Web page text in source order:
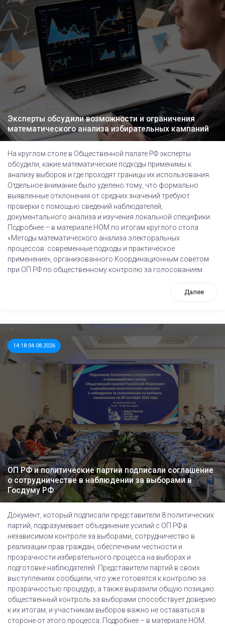
Эксперты обсудили возможности и ограничения
математического анализа избирательных кампаний
На круглом столе в Общественной палате РФ эксперты
обсудили, какие математические подходы применимы к
анализу выборов и где проходят границы их использования.
Отдельное внимание было уделено тому, что формально
выявленные отклонения от средних значений требуют
проверки с помощью сведений наблюдателей,
документального анализа и изучения локальной специфики.
Подробнее – в материале НОМ по итогам круглого стола
«Методы математического анализа электоральных
процессов: современные подходы и практическое
применение», организованного Координационным советом
при ОП РФ по общественному контролю за голосованием.
Далее
14:18 04.08.2026
ОП РФ и политические партии подписали соглашение
о сотрудничестве в наблюдении за выборами в
Госдуму РФ
Документ, который подписали представители 8 политических
партий, подразумевает объединение усилий с ОП РФ в
независимом контроле за выборами, сотрудничество в
реализации прав граждан, обеспечении честности и
прозрачности избирательного процесса на выборах и
подготовке наблюдателей. Представители партий в своих
выступлениях сообщили, что уже готовятся к контролю за
прозрачностью процедур, а также выразили общую позицию:
общественный контроль за выборами способствует доверию
к их итогам, и участникам выборов важно не оставаться в
стороне от этого процесса. Подробнее – в материале НОМ.